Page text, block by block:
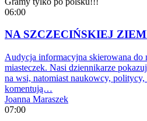
06:00
NA SZCZECIŃSKIEJ
Audycja informacyjna skierowana do
miasteczek. Nasi dziennikarze
na wsi, natomiast naukowcy,
komentują…
Joanna Maraszek
07:00